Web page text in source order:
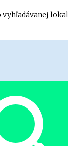
vyhľadávanej